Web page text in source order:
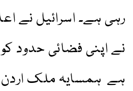
رہی ہے۔ اسرائیل نے
نے اپنی فضائی حدود کو
ہے ہمسایہ ملک اردن